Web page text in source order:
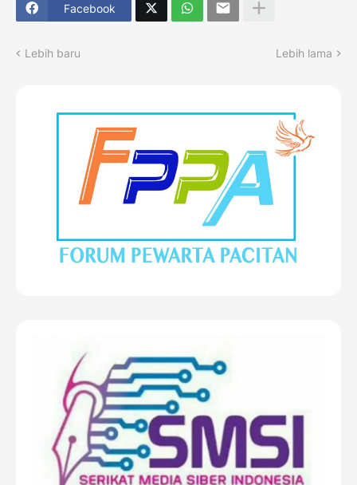
Facebook
Lebih baru Lebih lama